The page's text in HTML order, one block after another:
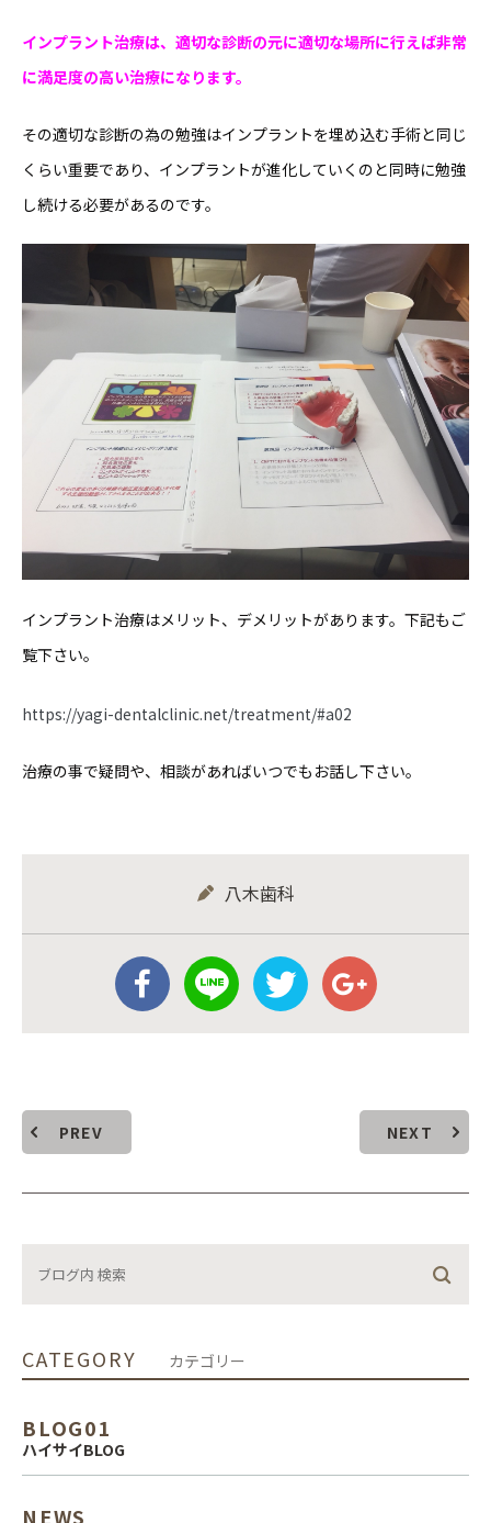
インプラント治療は、適切な診断の元に適切な場所に行えば非常
に満足度の高い治療になります。
その適切な診断の為の勉強はインプラントを埋め込む手術と同じ
くらい重要であり、インプラントが進化していくのと同時に勉強
し続ける必要があるのです。
インプラント治療はメリット、デメリットがあります。下記もご
覧下さい。
https://yagi-dentalclinic.net/treatment/#a02
治療の事で疑問や、相談があればいつでもお話し下さい。
八木歯科
PREV NEXT
CATEGORY カテゴリー
BLOG01
ハイサイBLOG
NEWS